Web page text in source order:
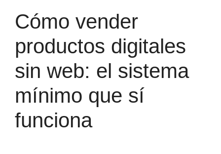
Cómo vender
productos digitales
sin web: el sistema
mínimo que sí
funciona